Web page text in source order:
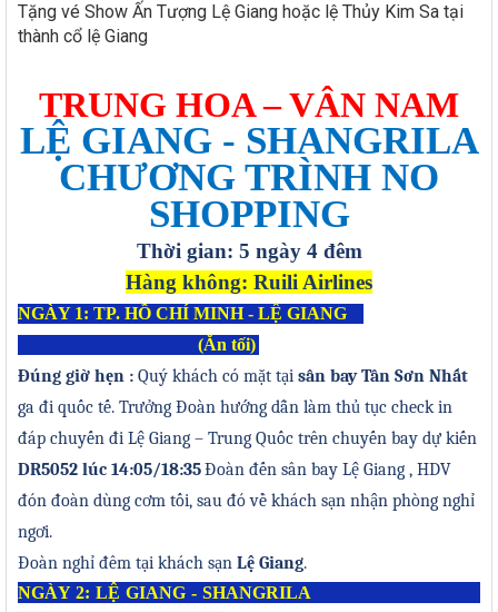
Tặng vé Show Ấn Tượng Lệ Giang hoặc lệ Thủy Kim Sa tại
thành cổ lệ Giang
TRUNG HOA – VÂN NAM
LỆ GIANG - SHANGRILA
CHƯƠNG TRÌNH NO
SHOPPING
Thời gian: 5 ngày 4đêm
Hàng không: Ruili Airlines
NGÀY 1: TP. HỒ CHÍ MINH- LỆ GIANG
(Ăn tối)
Đúng giờ hẹn : Quý khách có mặt tại sân bayTân Sơn Nhất
ga đi quốc tế. Trưởng Đoàn hướng dẫn làm thủ tục check in
đáp chuyến đi Lệ Giang – Trung Quốc trên chuyến bay dự kiến
DR5052 lúc 14:05/18:35Đoàn đến sân bay Lệ Giang , HDV
đón đoàn dùng cơm tối, sau đó về khách sạn nhận phòng nghỉ
ngơi.
Đoàn nghỉ đêm tại khách sạn Lệ Giang.
NGÀY 2:LỆ GIANG - SHANGRILA